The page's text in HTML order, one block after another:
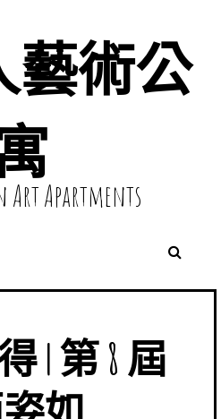
藝術公
Art Apartments
| 第 8 屆